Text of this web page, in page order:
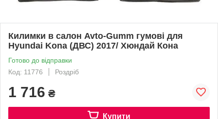
Килимки в салон Avto-Gumm гумові для
Hyundai Kona (ДВС) 2017/ Хюндай Кона
Готово до відправки
Код: 11776
Роздріб
1 716 ₴
Купити